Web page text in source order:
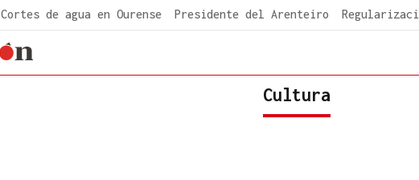
Cortes de agua en Ourense Presidente del Arenteiro
Cultura